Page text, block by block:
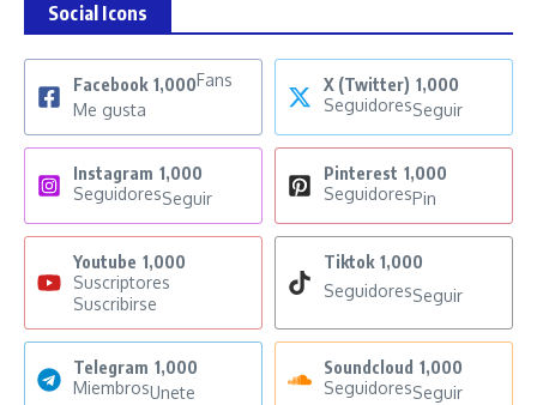
Social Icons
Facebook 1,000Fans
Me gusta
X (Twitter) 1,000
SeguidoresSeguir
Instagram 1,000
SeguidoresSeguir
Pinterest 1,000
SeguidoresPin
Youtube 1,000
Suscriptores
Suscribirse
Tiktok 1,000
SeguidoresSeguir
Telegram 1,000
MiembrosUnete
Soundcloud 1,000
SeguidoresSeguir